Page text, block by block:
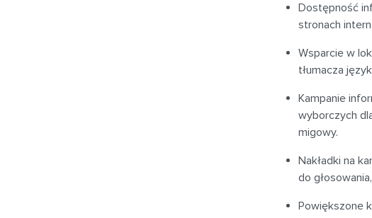
Dostępność
stronach
Wsparcie w
tłumacza
Kampanie
wyborczych
migowy.
Nakładki na
do
Powiększone